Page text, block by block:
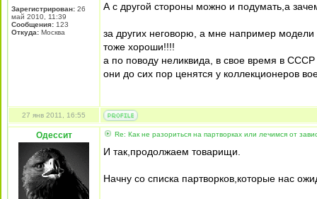
Зарегистрирован: 26
май 2010, 11:39
Сообщения: 123
Откуда: Москва
А с другой стороны можно и подумать,а
за других неговорю, а мне например модели
тоже хороши!!!!
а по поводу неликвида, в свое время в
они до сих пор ценятся у коллекционеров
27 янв 2011, 16:55
Одессит Re: Как не разориться на партворках или лечимся от
И так,продолжаем товарищи.
Начну со списка партворков,которые нас